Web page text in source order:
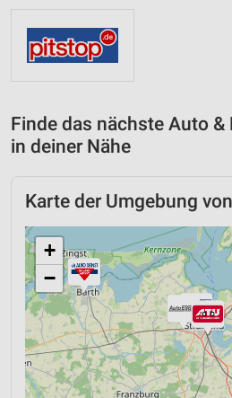
Finde das nächste Auto
in deiner Nähe
Karte der Umgebung
+
−